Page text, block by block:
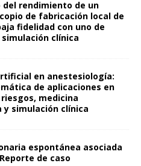
del rendimiento de un
de fabricación local de
fidelidad con uno de
clínica
en anestesiología:
de aplicaciones en
medicina
y simulación clínica
espontánea asociada
de caso